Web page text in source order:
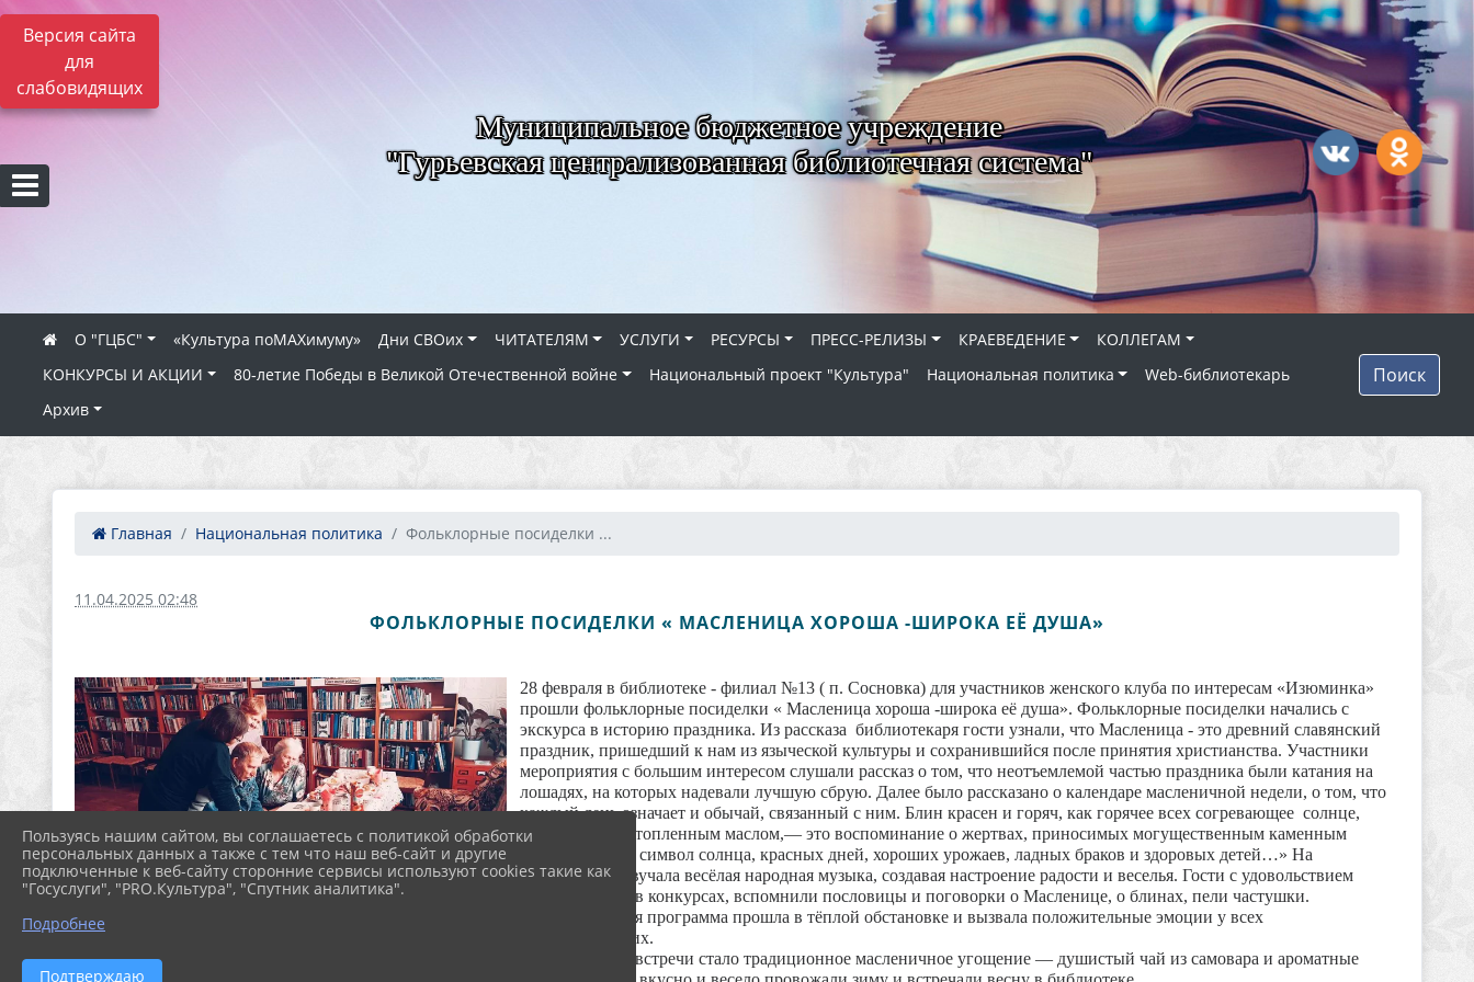
Версия сайта
для
слабовидящих
Муниципальное бюджетное учреждение
"Гурьевская централизованная библиотечная система"
О "ГЦБС" «Культура поMAXимуму» Дни СВОих ЧИТАТЕЛЯМ УСЛУГИ РЕСУРСЫ ПРЕСС-РЕЛИЗЫ КРАЕВЕДЕНИЕ
КОЛЛЕГАМ
КОНКУРСЫ И АКЦИИ
80‑летие Победы в Великой Отечественной войне Национальный проект "Культура" Национальная политика
Web-библиотекарь
Архив
Поиск
Главная Национальная политика Фольклорные посиделки ...
11.04.2025 02:48
ФОЛЬКЛОРНЫЕ ПОСИДЕЛКИ « МАСЛЕНИЦА ХОРОША -ШИРОКА ЕЁ ДУША»
28 февраля в библиотеке - филиал №13 ( п. Сосновка) для участников женского клуба по интересам «Изюминка»
прошли фольклорные посиделки « Масленица хороша -широка её душа». Фольклорные посиделки начались с
экскурса в историю праздника. Из рассказа библиотекаря гости узнали, что Масленица - это древний славянский
праздник, пришедший к нам из языческой культуры и сохранившийся после принятия христианства. Участники
мероприятия с большим интересом слушали рассказ о том, что неотъемлемой частью праздника были катания на
лошадях, на которых надевали лучшую сбрую. Далее было рассказано о календаре масленичной недели, о том, что
каждый день означает и обычай, связанный с ним. Блин красен и горяч, как горячее всех согревающее солнце,
блин полит растопленным маслом,— это воспоминание о жертвах, приносимых могущественным каменным
идолам. Блин – символ солнца, красных дней, хороших урожаев, ладных браков и здоровых детей…» На
мероприятии звучала весёлая народная музыка, создавая настроение радости и веселья. Гости с удовольствием
поучаствовали в конкурсах, вспомнили пословицы и поговорки о Масленице, о блинах, пели частушки.
Развлекательная программа прошла в тёплой обстановке и вызвала положительные эмоции у всех
присутствующих.
Кульминацией встречи стало традиционное масленичное угощение — душистый чай из самовара и ароматные
Пользуясь нашим сайтом, вы соглашаетесь с политикой обработки
персональных данных а также с тем что наш веб-сайт и другие
подключенные к веб-сайту сторонние сервисы используют cookies такие как
"Госуслуги", "PRO.Культура", "Спутник аналитика".
Подробнее
Подтверждаю